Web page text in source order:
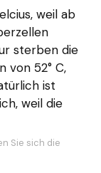
weil ab
sterben die
von 52° C,
ist
weil die
Sie sich die